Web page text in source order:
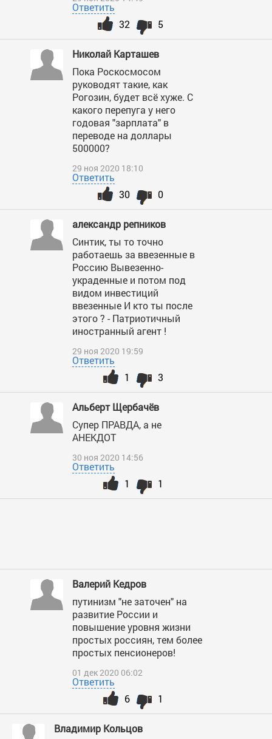
Ответить
5
32
Николай Карташев
Пока Роскосмосом
руководят такие, как
Рогозин, будет всё хуже. С
какого перепуга у него
годовая "зарплата" в
переводе на доллары
500000?
29 ноя 2020 18:10
Ответить
0
30
александр репников
Синтик, ты то точно
работаешь за ввезенные в
Россию Вывезенно-
украденные и потом под
видом инвестиций
ввезенные И кто ты после
этого ? - Патриотичный
иностранный агент !
29 ноя 2020 19:59
Ответить
3
1
Альберт Щербачёв
Супер ПРАВДА, а не
АНЕКДОТ
30 ноя 2020 14:56
Ответить
1
1
Валерий Кедров
путинизм "не заточен" на
развитие России и
повышение уровня жизни
простых россиян, тем более
простых пенсионеров!
01 дек 2020 06:02
Ответить
1
6
Владимир Кольцов